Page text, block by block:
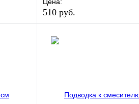
510 руб.
Купить в 1 клик